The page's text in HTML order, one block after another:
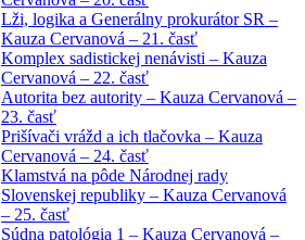
Lži, logika a Generálny prokurátor SR –
Kauza Cervanová – 21. časť
Komplex sadistickej nenávisti – Kauza
Cervanová – 22. časť
Autorita bez autority – Kauza Cervanová –
23. časť
Prišívači vrážd a ich tlačovka – Kauza
Cervanová – 24. časť
Klamstvá na pôde Národnej rady
Slovenskej republiky – Kauza Cervanová
– 25. časť
Súdna patológia 1 – Kauza Cervanová –